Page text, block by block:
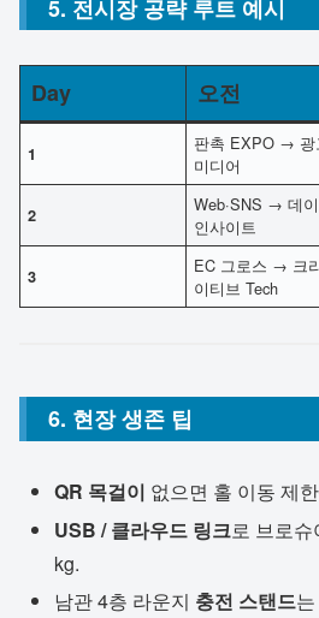
5. 전시장 공략 루트 예시
Day 오전
1
판촉 EXPO → 광
미디어
2
Web·SNS → 데
인사이트
3
EC 그로스 → 크
이티브 Tech
6. 현장 생존 팁
QR 목걸이 없으면 홀 이동 제
USB / 클라우드 링크로 브로
kg.
남관 4층 라운지 충전 스탠드